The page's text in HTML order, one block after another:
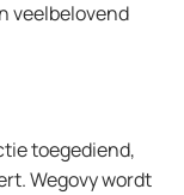
veelbelovend
toegediend,
Wegovy wordt